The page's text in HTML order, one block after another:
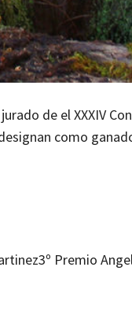
de el XXXIV
como
3º Premio